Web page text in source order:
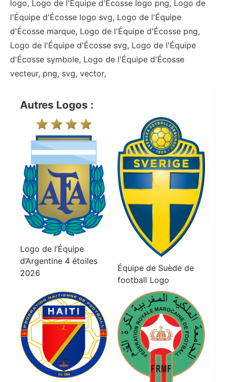
logo, Logo de l'Équipe d'Écosse logo png, Logo de
l'Équipe d'Écosse logo svg, Logo de l'Équipe
d'Écosse marque, Logo de l'Équipe d'Écosse png,
Logo de l'Équipe d'Écosse svg, Logo de l'Équipe
d'Écosse symbole, Logo de l'Équipe d'Écosse
vecteur, png, svg, vector,
Autres Logos :
Logo de l’Équipe
d’Argentine 4 étoiles
2026
Équipe de Suède de
football Logo